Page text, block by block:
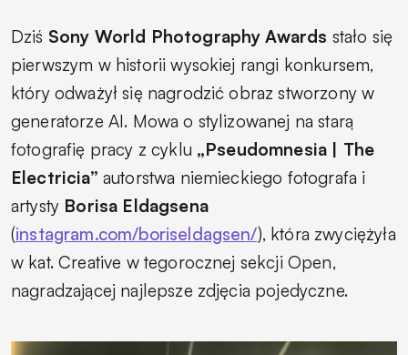
Dziś Sony World Photography Awards stało się
pierwszym w historii wysokiej rangi konkursem,
który odważył się nagrodzić obraz stworzony w
generatorze AI. Mowa o stylizowanej na starą
fotografię pracy z cyklu „Pseudomnesia | The
Electricia” autorstwa niemieckiego fotografa i
artysty Borisa Eldagsena
(instagram.com/boriseldagsen/), która zwyciężyła
w kat. Creative w tegorocznej sekcji Open,
nagradzającej najlepsze zdjęcia pojedyczne.